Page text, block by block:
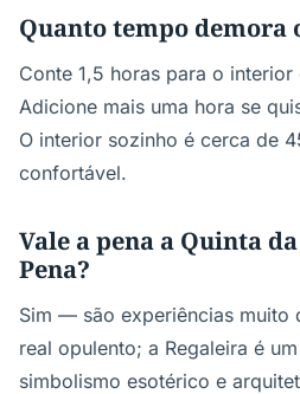
Quanto tempo demora
Conte 1,5 horas para o
Adicione mais uma hora se
O interior sozinho é cerca de
confortável.
Vale a pena a Quinta
Pena?
Sim — são experiências muito
real opulento; a Regaleira é
simbolismo esotérico e